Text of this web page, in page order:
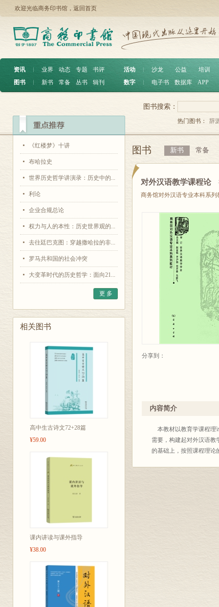
欢迎光临商务印书馆， 返回首页
资讯 ︱ 业界 动态 专题
书评
图书
︱ 新书 常备 丛书 辑刊
活动 沙龙 公益
培训
数字
电子书 数据库 APP
《红楼梦》十讲
布哈拉史
世界历史哲学讲演录：历史中的...
利论
企业合规总论
权力与人的本性：历史世界观的...
去往廷巴克图：穿越撒哈拉的非...
罗马共和国的社会冲突
大变革时代的历史哲学：面向21...
更 多
相关图书
高中生古诗文72+28篇
¥59.00
课内讲读与课外指导
¥38.00
图书搜索：
热门图书： 辞
图书 新书 常备
对外汉语教学课程论
商务馆对外汉语专业本科系列
分享到：
内容简介
本教材以教育学课程理
需要，构建起对外汉语教
的基础上，按照课程理论